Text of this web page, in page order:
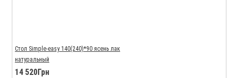
Стол Simple-easy 140(240)*90 ясень лак
натуральный
14 520Грн